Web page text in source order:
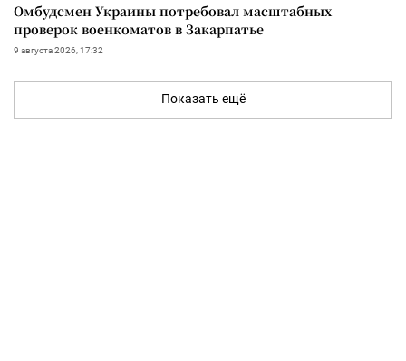
Омбудсмен Украины потребовал масштабных
проверок военкоматов в Закарпатье
9 августа 2026, 17:32
Показать ещё